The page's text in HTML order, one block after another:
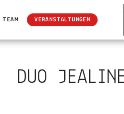
TEAM VERANSTALTUNGEN
DUO